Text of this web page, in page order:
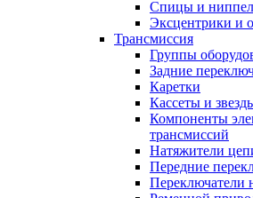
Спицы и
Эксцентрики и
Трансмиссия
Группы
Задние
Каретки
Кассеты и
Компоненты
трансмиссий
Натяжители
Передние
Переключатели